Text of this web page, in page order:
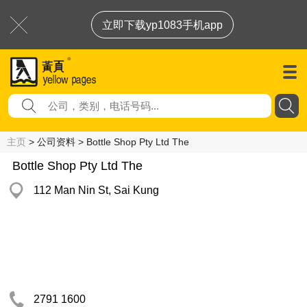
立即下载yp1083手机app
主页 > 公司资料 > Bottle Shop Pty Ltd The
Bottle Shop Pty Ltd The
112 Man Nin St, Sai Kung
2791 1600